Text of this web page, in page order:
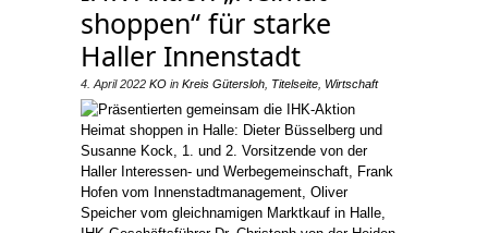
shoppen“ für starke
Haller Innenstadt
4. April 2022 KO in Kreis Gütersloh Titelseite Wirtschaft